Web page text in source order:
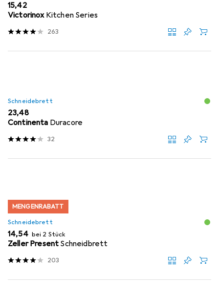
EUR
15,42
Victorinox Kitchen Series
263
Schneidebrett
EUR
23,48
Continenta Duracore
32
MENGENRABATT
Schneidebrett
EUR
14,54 bei 2 Stück
Zeller Present Schneidbrett
203